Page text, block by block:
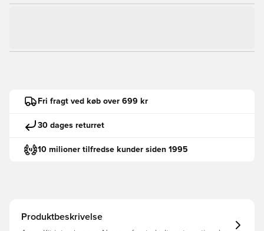
Fri fragt ved køb over 699 kr
30 dages returret
10 milioner tilfredse kunder siden 1995
Produktbeskrivelse